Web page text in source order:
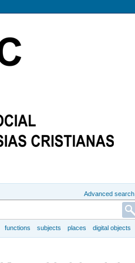
Advanced search
functions subjects places digital objects